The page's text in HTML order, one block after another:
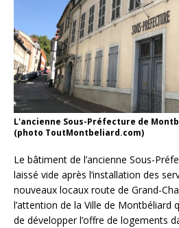
L'ancienne Sous-Préfecture de
(photo ToutMontbeliard.com)
Le bâtiment de l’ancienne Sous-
laissé vide après l’installation des
nouveaux locaux route de Grand-
l’attention de la Ville de Montbéliard
de développer l’offre de logements